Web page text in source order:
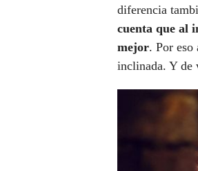
diferencia
cuenta que al
mejor. Por eso
inclinada. Y de